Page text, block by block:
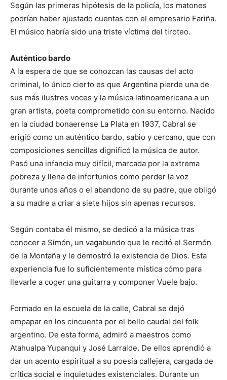
Según las primeras hipótesis de la policía, los matones
podrían haber ajustado cuentas con el empresario Fariña.
El músico habría sido una triste víctima del tiroteo.
Auténtico bardo
A la espera de que se conozcan las causas del acto
criminal, lo único cierto es que Argentina pierde una de
sus más ilustres voces y la música latinoamericana a un
gran artista, poeta comprometido con su entorno. Nacido
en la ciudad bonaerense La Plata en 1937, Cabral se
erigió como un auténtico bardo, sabio y cercano, que con
composiciones sencillas dignificó la música de autor.
Pasó una infancia muy difícil, marcada por la extrema
pobreza y llena de infortunios como perder la voz
durante unos años o el abandono de su padre, que obligó
a su madre a criar a siete hijos sin apenas recursos.
Según contaba él mismo, se dedicó a la música tras
conocer a Simón, un vagabundo que le recitó el Sermón
de la Montaña y le demostró la existencia de Dios. Esta
experiencia fue lo suficientemente mística cómo para
llevarle a coger una guitarra y componer Vuele bajo.
Formado en la escuela de la calle, Cabral se dejó
empapar en los cincuenta por el bello caudal del folk
argentino. De esta forma, admiró a maestros como
Atahualpa Yupanqui y José Larralde. De ellos aprendió a
dar un acento espiritual a su poesía callejera, cargada de
crítica social e inquietudes existenciales. Durante un